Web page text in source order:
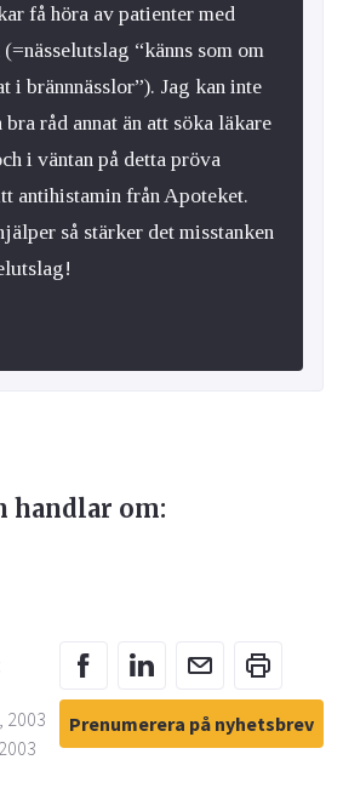
få höra av patienter med
“känns som om
i brännnässlor”). Jag kan inte
bra råd annat än att söka läkare
i väntan på detta pröva
antihistamin från Apoteket.
så stärker det misstanken
handlar om:
2003
Prenumerera på nyhetsbrev